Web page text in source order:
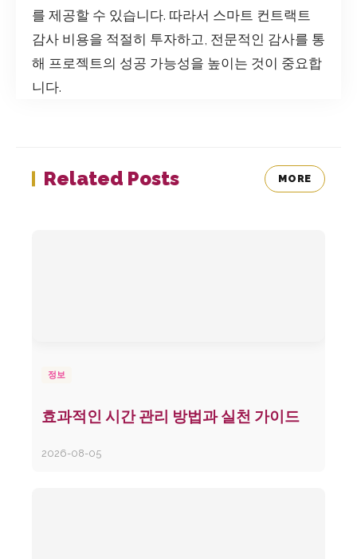
를 제공할 수 있습니다. 따라서 스마트 컨트랙트
감사 비용을 적절히 투자하고, 전문적인 감사를 통
해 프로젝트의 성공 가능성을 높이는 것이 중요합
니다.
Related Posts MORE
정보
효과적인 시간 관리 방법과 실천 가이드
2026-08-05